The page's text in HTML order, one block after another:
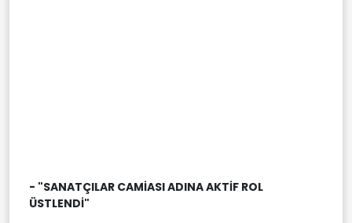
- "SANATÇILAR CAMİASI ADINA AKTİF ROL
ÜSTLENDİ"